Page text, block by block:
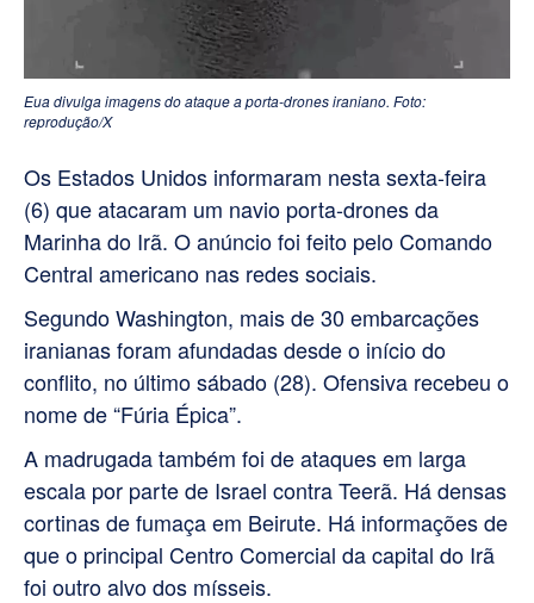
Eua divulga imagens do ataque a porta-drones iraniano. Foto:
reprodução/X
Os Estados Unidos informaram nesta sexta-feira
(6) que atacaram um navio porta-drones da
Marinha do Irã. O anúncio foi feito pelo Comando
Central americano nas redes sociais.
Segundo Washington, mais de 30 embarcações
iranianas foram afundadas desde o início do
conflito, no último sábado (28). Ofensiva recebeu o
nome de “Fúria Épica”.
A madrugada também foi de ataques em larga
escala por parte de Israel contra Teerã. Há densas
cortinas de fumaça em Beirute. Há informações de
que o principal Centro Comercial da capital do Irã
foi outro alvo dos mísseis.